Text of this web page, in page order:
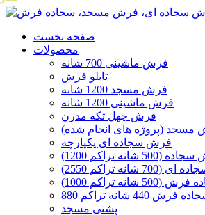
صفحه نخست
محصولات
فرش ماشینی 700 شانه
تابلو فرش
فرش مسجد 1200 شانه
فرش ماشینی 1200 شانه
فرش چهل تکه مدرن
مسجد (پروژه های انجام شده)
فرش سجاده ای یکپارچه
(500 شانه تراکم 1200)
شانه تراکم 2550)
(500 شانه تراکم 1000)
فرش 440 شانه تراکم 880
پشتی مسجد